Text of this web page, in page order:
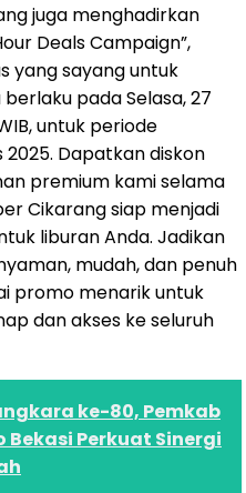
juga menghadirkan
Deals Campaign”,
yang sayang untuk
pada Selasa, 27
untuk periode
2025. Dapatkan diskon
premium kami selama
Cikarang siap menjadi
liburan Anda. Jadikan
mudah, dan penuh
promo menarik untuk
dan akses ke seluruh
ke-80, Pemkab
Bekasi Perkuat Sinergi